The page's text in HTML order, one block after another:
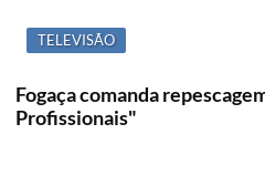
TELEVISÃO
Fogaça comanda
Profissionais"